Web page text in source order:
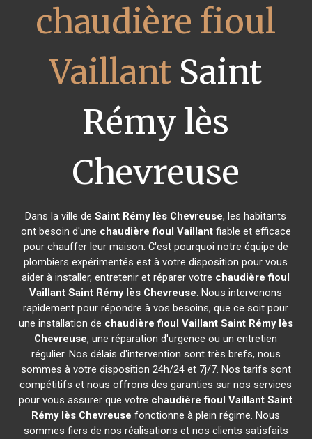
chaudière fioul
Vaillant Saint
Rémy lès
Chevreuse
Dans la ville deSaint Rémy lès Chevreuse, les habitants
ont besoin d'une chaudière fioul Vaillantfiable et efficace
pour chauffer leur maison. C'est pourquoi notre équipe de
plombiers expérimentés est à votre disposition pour vous
aider à installer, entretenir et réparer votre chaudière fioul
Vaillant Saint Rémy lès Chevreuse. Nous intervenons
rapidement pour répondre à vos besoins, que ce soit pour
une installation de chaudière fioul Vaillant Saint Rémy lès
Chevreuse, une réparation d'urgence ou un entretien
régulier. Nos délais d'intervention sont très brefs, nous
sommes à votre disposition 24h/24 et 7j/7. Nos tarifs sont
compétitifs et nous offrons des garanties sur nos services
pour vous assurer que votre chaudière fioul Vaillant Saint
Rémy lès Chevreuse fonctionne à plein régime. Nous
sommes fiers de nos réalisations et nos clients satisfaits